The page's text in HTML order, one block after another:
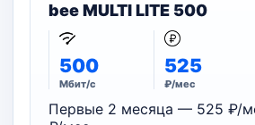
bee MULTI LITE 500
500
Мбит/с
525
₽/мес
Первые 2 месяца — 525 ₽/